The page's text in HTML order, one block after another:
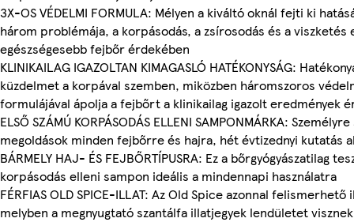
3X-OS VÉDELMI FORMULA: Mélyen a kiváltó oknál fejti ki
három problémája, a korpásodás, a zsírosodás és a viszketés
egészségesebb fejbőr érdekében
KLINIKAILAG IGAZOLTAN KIMAGASLÓ HATÉKONYSÁG:
küzdelmet a korpával szemben, miközben háromszoros
formulájával ápolja a fejbőrt a klinikailag igazolt eredmények
ELSŐ SZÁMÚ KORPÁSODÁS ELLENI SAMPONMÁRKA:
megoldások minden fejbőrre és hajra, hét évtizednyi kutatás
BÁRMELY HAJ- ÉS FEJBŐRTÍPUSRA: Ez a bőrgyógyászatilag
korpásodás elleni sampon ideális a mindennapi használatra
FÉRFIAS OLD SPICE-ILLAT: Az Old Spice azonnal felismerhető
melyben a megnyugtató szantálfa illatjegyek lendületet